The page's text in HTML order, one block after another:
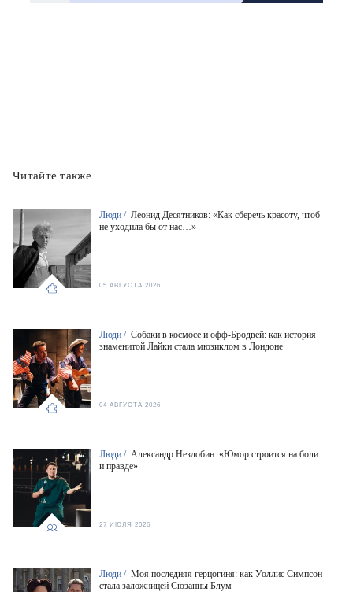
Читайте также
Люди / Леонид Десятников: «Как сберечь красоту, чтоб
не уходила бы от нас…»
05 АВГУСТА 2026
Люди / Собаки в космосе и офф-Бродвей: как история
знаменитой Лайки стала мюзиклом в Лондоне
04 АВГУСТА 2026
Люди / Александр Незлобин: «Юмор строится на боли
и правде»
27 ИЮЛЯ 2026
Люди / Моя последняя герцогиня: как Уоллис Симпсон
стала заложницей Сюзанны Блум